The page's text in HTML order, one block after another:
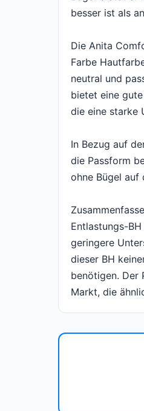
besser ist als
Die Anita
Farbe
neutral und
bietet eine
die eine starke
In Bezug auf
die Passform
ohne Bügel auf
Entlastungs-
geringere
dieser BH
benötigen. Der
Markt, die